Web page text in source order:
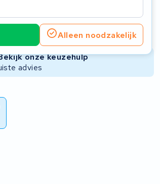
Alleen noodzakelijk
Refurbished Accu
Niet beschikbaar
onze keuzehulp
advies